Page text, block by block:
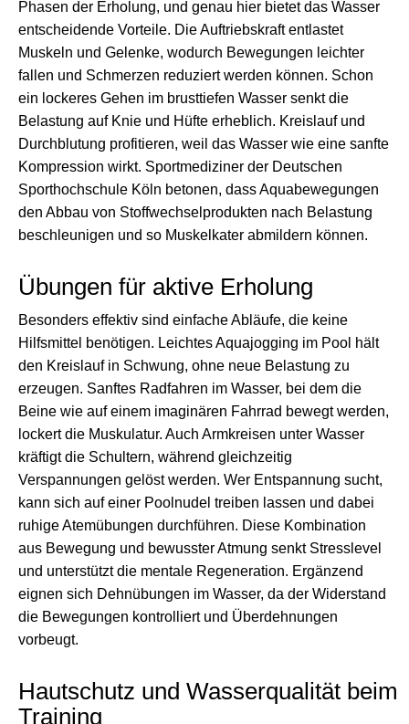
Phasen der Erholung, und genau hier bietet das Wasser
entscheidende Vorteile. Die Auftriebskraft entlastet
Muskeln und Gelenke, wodurch Bewegungen leichter
fallen und Schmerzen reduziert werden können. Schon
ein lockeres Gehen im brusttiefen Wasser senkt die
Belastung auf Knie und Hüfte erheblich. Kreislauf und
Durchblutung profitieren, weil das Wasser wie eine sanfte
Kompression wirkt. Sportmediziner der Deutschen
Sporthochschule Köln betonen, dass Aquabewegungen
den Abbau von Stoffwechselprodukten nach Belastung
beschleunigen und so Muskelkater abmildern können.
Übungen für aktive Erholung
Besonders effektiv sind einfache Abläufe, die keine
Hilfsmittel benötigen. Leichtes Aquajogging im Pool hält
den Kreislauf in Schwung, ohne neue Belastung zu
erzeugen. Sanftes Radfahren im Wasser, bei dem die
Beine wie auf einem imaginären Fahrrad bewegt werden,
lockert die Muskulatur. Auch Armkreisen unter Wasser
kräftigt die Schultern, während gleichzeitig
Verspannungen gelöst werden. Wer Entspannung sucht,
kann sich auf einer Poolnudel treiben lassen und dabei
ruhige Atemübungen durchführen. Diese Kombination
aus Bewegung und bewusster Atmung senkt Stresslevel
und unterstützt die mentale Regeneration. Ergänzend
eignen sich Dehnübungen im Wasser, da der Widerstand
die Bewegungen kontrolliert und Überdehnungen
vorbeugt.
Hautschutz und Wasserqualität beim
Training